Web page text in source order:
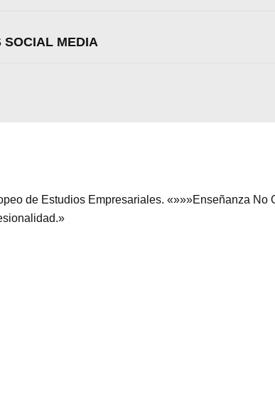
SOCIAL MEDIA
de Estudios Empresariales. «»»»Enseñanza No